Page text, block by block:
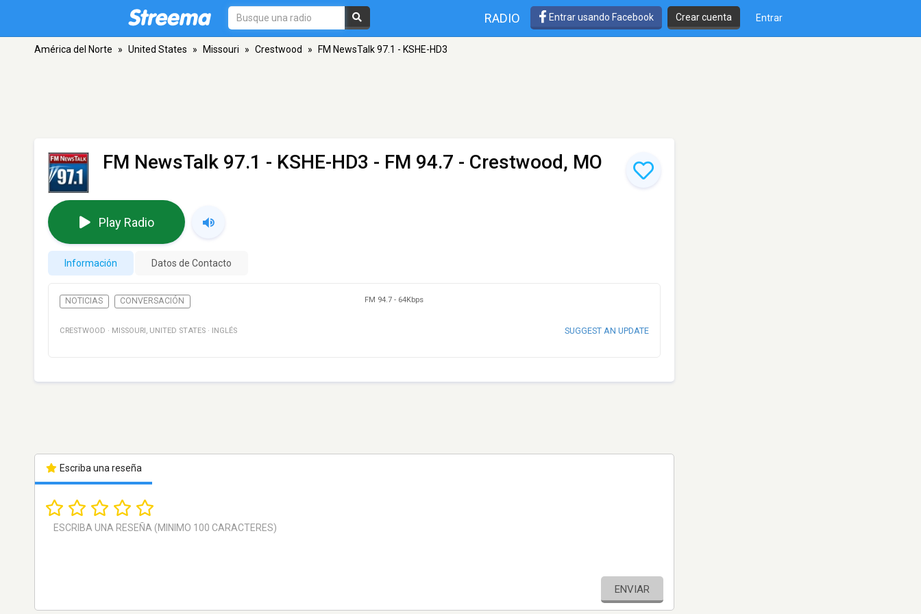
RADIO Entrar usando Facebook Crear cuenta Entrar
América del Norte » United States » Missouri » Crestwood » FM NewsTalk 97.1 - KSHE-HD3
FM NewsTalk 97.1 - KSHE-HD3 - FM 94.7 - Crestwood, MO
Play Radio
Información Datos de Contacto
NOTICIAS CONVERSACIÓN FM 94.7 - 64Kbps
CRESTWOOD · MISSOURI , UNITED STATES · INGLÉS SUGGEST AN UPDATE
Escriba una reseña
ENVIAR